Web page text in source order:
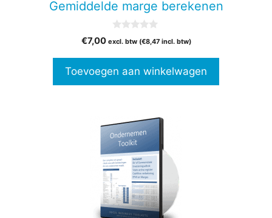
Gemiddelde marge berekenen
v
5
€7,00 excl. btw (€8,47incl. btw)
Toevoegen aan winkelwagen